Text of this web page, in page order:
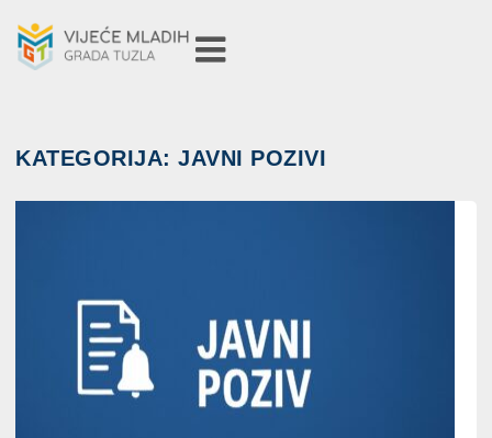
KATEGORIJA: JAVNI POZIVI